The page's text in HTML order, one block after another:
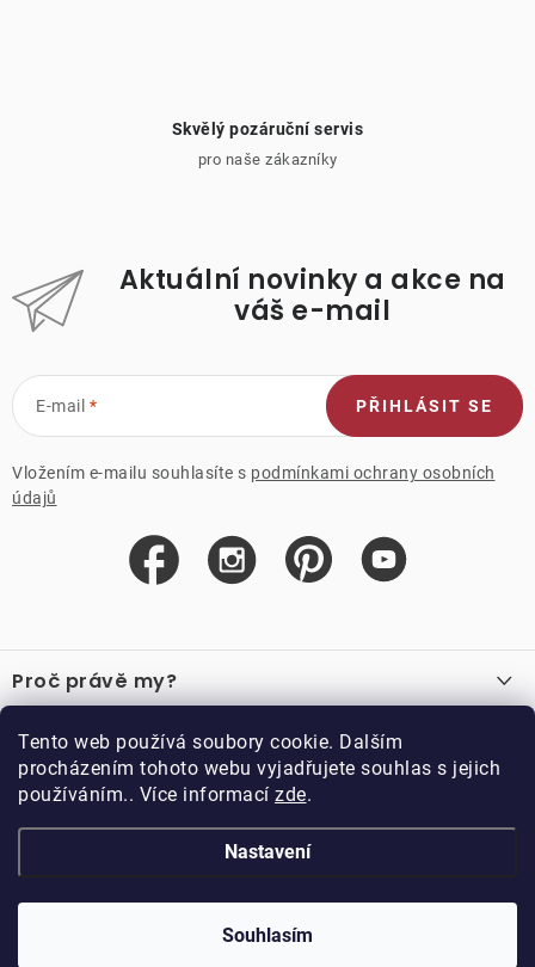
Tento web používá soubory cookie. Dalším
procházením tohoto webu vyjadřujete souhlas s jejich
používáním.. Více informací zde.
Nastavení
Souhlasím
Skvělý pozáruční servis
pro naše zákazníky
Aktuální novinky a akce na
váš e-mail
E-mail
Vložením e-mailu souhlasíte s podmínkami ochrany osobních
údajů
PŘIHLÁSIT SE
á
p
a
Proč právě my?
Recenze
Důležité odkazy
Velkoobchod
Vzorková prodejna
Kariéra
Blog
O nákupu
Obchodní podmínky
Podmínky věrnostního programu
Doppler CZ spol. s.r.o.,
Trhové Sviny
DOPPLER CZ spol. s r.o.. Všechna práva vyhrazena.